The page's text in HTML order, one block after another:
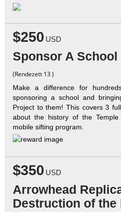
$250 USD
Sponsor A School
(Rendezett 13 )
Make a difference for
sponsoring a school and
Project to them! This covers 3
about the history of the
mobile sifting program.
$350 USD
Arrowhead
Destruction of the